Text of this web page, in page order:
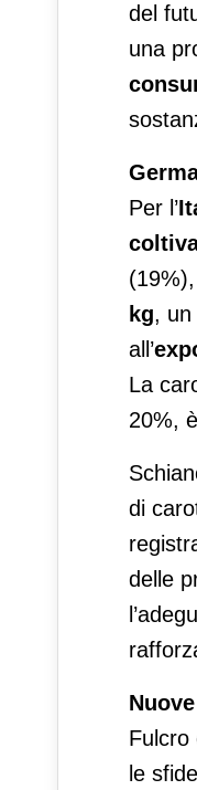
del
una
Per l’
kg, un
all’
La
20%,
di
delle
Fulcro
le